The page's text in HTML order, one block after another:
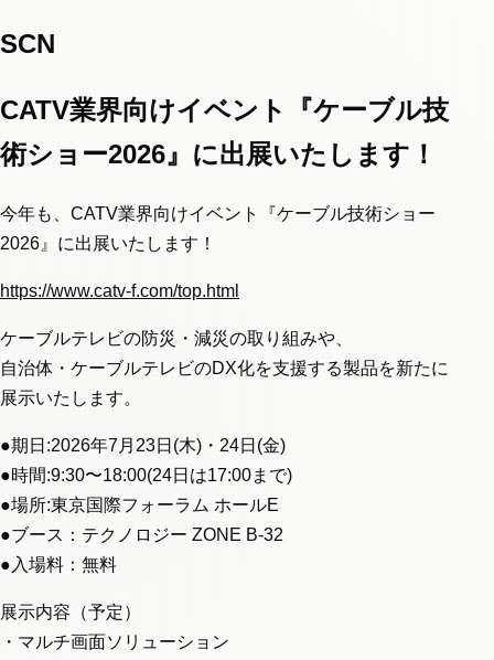
SCN
CATV業界向けイベント『ケーブル技
術ショー2026』に出展いたします！
今年も、CATV業界向けイベント『ケーブル技術ショー
2026』に出展いたします！
https://www.catv-f.com/top.html
ケーブルテレビの防災・減災の取り組みや、
自治体・ケーブルテレビのDX化を支援する製品を新たに
展示いたします。
●期日:2026年7月23日(木)・24日(金)
●時間:9:30〜18:00(24日は17:00まで)
●場所:東京国際フォーラム ホールE
●ブース：テクノロジー ZONE B-32
●入場料：無料
展示内容（予定）
・マルチ画面ソリューション